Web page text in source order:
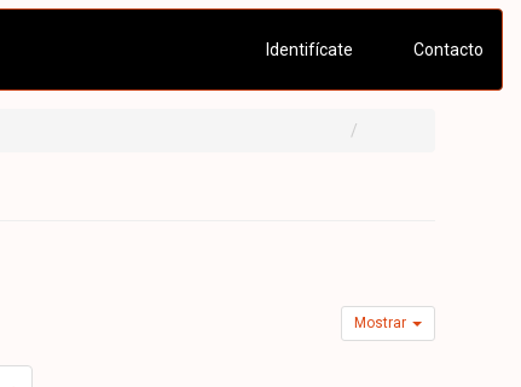
Identifícate Contacto
Mostrar